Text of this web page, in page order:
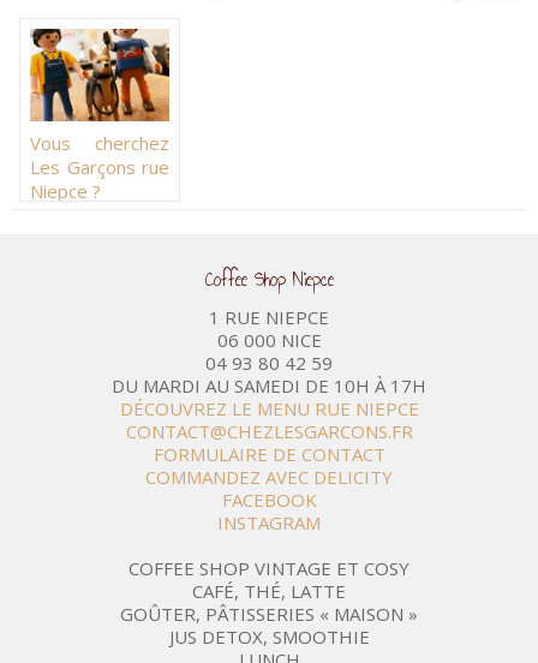
Vous cherchez
Les Garçons rue
Niepce ?
Coffee Shop Niepce
1 RUE NIEPCE
06 000 NICE
04 93 80 42 59
DU MARDI AU SAMEDI DE 10H À 17H
DÉCOUVREZ LE MENU RUE NIEPCE
CONTACT@CHEZLESGARCONS.FR
FORMULAIRE DE CONTACT
COMMANDEZ AVEC DELICITY
FACEBOOK
INSTAGRAM
COFFEE SHOP VINTAGE ET COSY
CAFÉ, THÉ, LATTE
GOÛTER, PÂTISSERIES « MAISON »
JUS DETOX, SMOOTHIE